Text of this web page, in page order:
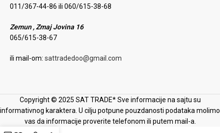
011/367-44-86 ili 060/615-38-68
Zemun , Zmaj Jovina 16
065/615-38-67
ili mail-om: sattradedoo@gmail.com
Copyright © 2025 SAT TRADE* Sve informacije na sajtu su
informativnog karaktera. U cilju potpune pouzdanosti podataka molimo
vas da informacije proverite telefonom ili putem mail-a.